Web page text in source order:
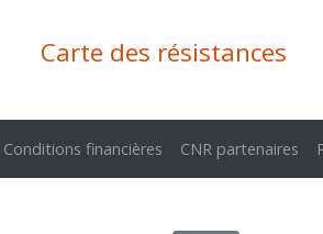
Carte des résistances
Conditions financières CNR partenaires